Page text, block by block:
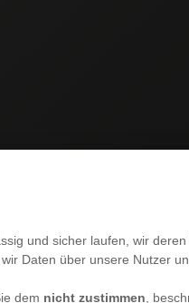
und sicher laufen, wir
Daten über unsere Nutzer
dem nicht zustimmen ,